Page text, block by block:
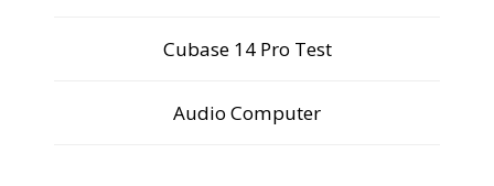
Cubase 14 Pro Test
Audio Computer